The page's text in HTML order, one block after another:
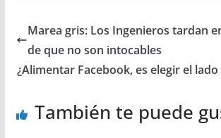
Marea gris: Los Ingenieros tardan
de que no son intocables
¿Alimentar Facebook, es elegir el
También te puede